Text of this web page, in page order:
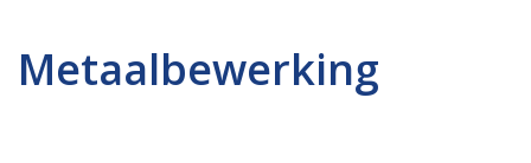
Metaalbewerking